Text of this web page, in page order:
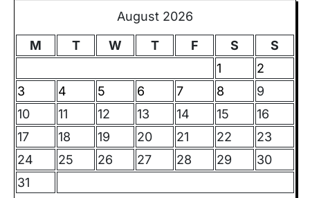
August 2026
M
T W T F S
S
1
2
3
4 5 6 7 8
9
10
11 12 13 14 15
16
17
18 19 20 21 22
23
24
25 26 27 28 29
30
31